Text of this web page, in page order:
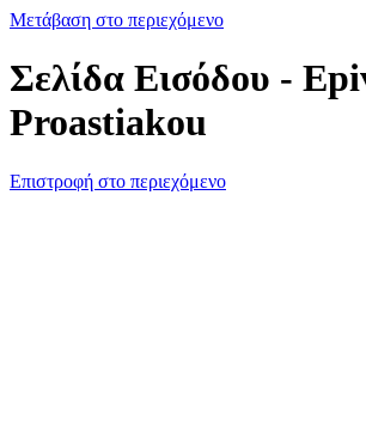
Μετάβαση στο περιεχόμενο
Σελίδα Εισόδου -
Proastiakou
Επιστροφή στο περιεχόμενο